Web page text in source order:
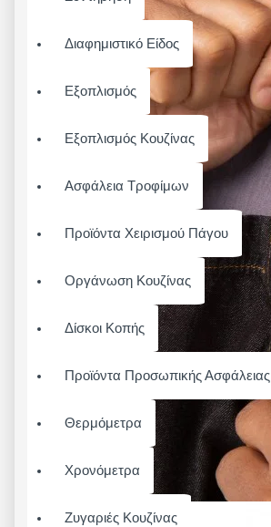
Διαφημιστικό Είδος
Εξοπλισμός
Εξοπλισμός Κουζίνας
Ασφάλεια Τροφίμων
Προϊόντα Χειρισμού Πάγου
Οργάνωση Κουζίνας
Δίσκοι Κοπής
Προϊόντα Προσωπικής Ασφάλειας
Θερμόμετρα
Χρονόμετρα
Ζυγαριές Κουζίνας